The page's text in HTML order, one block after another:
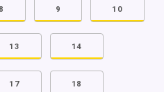
8 9 10
13 14
17 18